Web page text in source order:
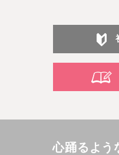
心踊るよう